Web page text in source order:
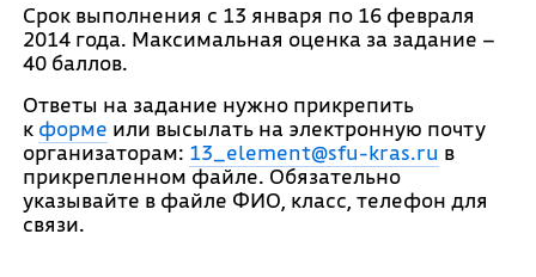
Срок выполнения с 13 января по 16 февраля
2014 года. Максимальная оценка за задание –
40 баллов.
Ответы на задание нужно прикрепить
к форме или высылать на электронную почту
организаторам: 13_element@sfu-kras.ru в
прикрепленном файле. Обязательно
указывайте в файле ФИО, класс, телефон для
связи.